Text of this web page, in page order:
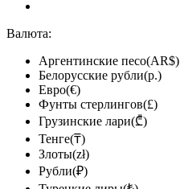
Валюта:
Аргентинские песо(AR$)
Белорусские рубли(р.)
Евро(€)
Фунты стерлингов(£)
Грузинские лари(₾)
Тенге(₸)
Злоты(zł)
Рубли(₽)